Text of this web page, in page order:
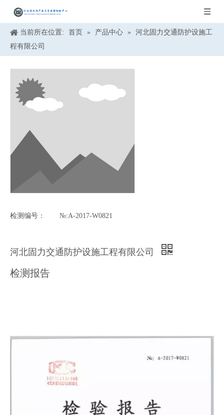
当前所在位置: 首页 » 产品中心 »
河北固力交通防护设施工
程有限公司
检测编号： №:A-2017-W0821
河北固力交通防护设施工程有限公司
检测报告